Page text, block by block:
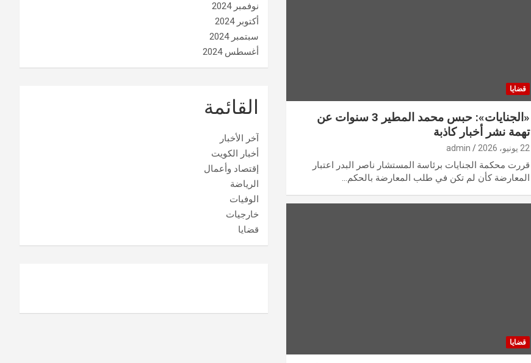
قضايا
«الجنايات»: حبس محمد المطير 3 سنوات عن
تهمة نشر أخبار كاذبة
22 يونيو، 2026 admin
قررت محكمة الجنايات برئاسة المستشار ناصر البدر اعتبار
المعارضة كأن لم تكن في طلب المعارضة بالحكم…
قضايا
نوفمبر 2024
أكتوبر 2024
سبتمبر 2024
أغسطس 2024
القائمة
آخر الأخبار
أخبار الكويت
إقتصاد وأعمال
الرياضة
الوفيات
خارجيات
قضايا